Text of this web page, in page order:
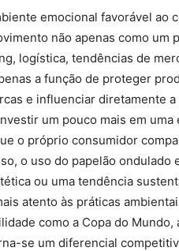
emocional favorável ao
não apenas como um
logística, tendências de
a função de proteger
e influenciar diretamente
um pouco mais em uma
o próprio consumidor
o uso do papelão
ou uma tendência
atento às práticas
como a Copa do
se um diferencial